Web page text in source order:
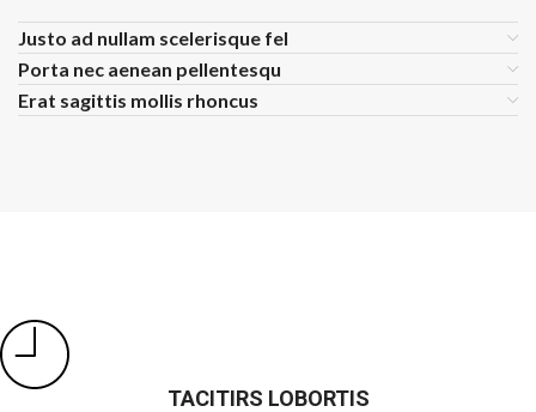
Justo ad nullam scelerisque fel
Porta nec aenean pellentesqu
Erat sagittis mollis rhoncus
TACITIRS LOBORTIS